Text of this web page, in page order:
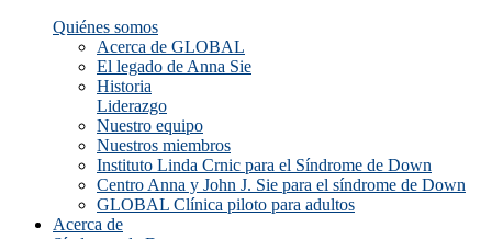
Quiénes somos
Acerca de GLOBAL
El legado de Anna Sie
Historia
Liderazgo
Nuestro equipo
Nuestros miembros
Instituto Linda Crnic para el Síndrome de Down
Centro Anna y John J. Sie para el síndrome de Down
GLOBAL Clínica piloto para adultos
Acerca de